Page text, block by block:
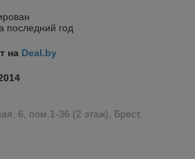
последний год
на Deal.by
6, пом.1-36 (2 этаж), Брест,